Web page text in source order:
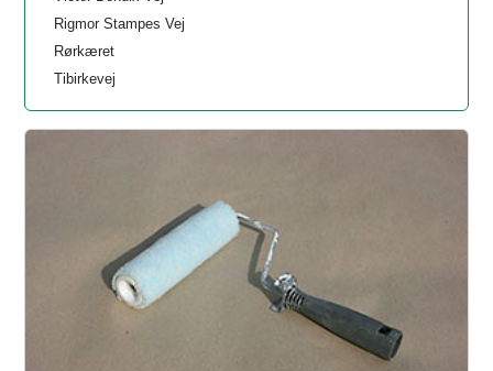
Rigmor Stampes Vej
Rørkæret
Tibirkevej